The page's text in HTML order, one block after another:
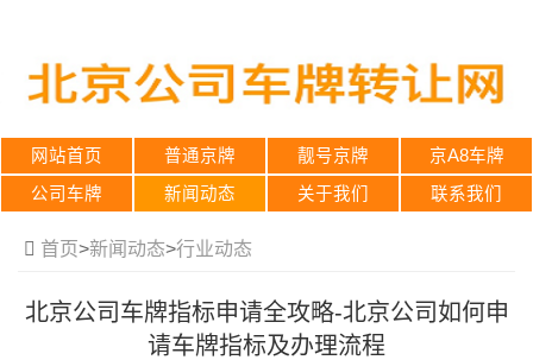
网站首页 普通京牌 靓号京牌
京A8车牌
公司车牌
新闻动态 关于我们 联系我们
首页>新闻动态>行业动态
北京公司车牌指标申请全攻略-北京公司如何申
请车牌指标及办理流程